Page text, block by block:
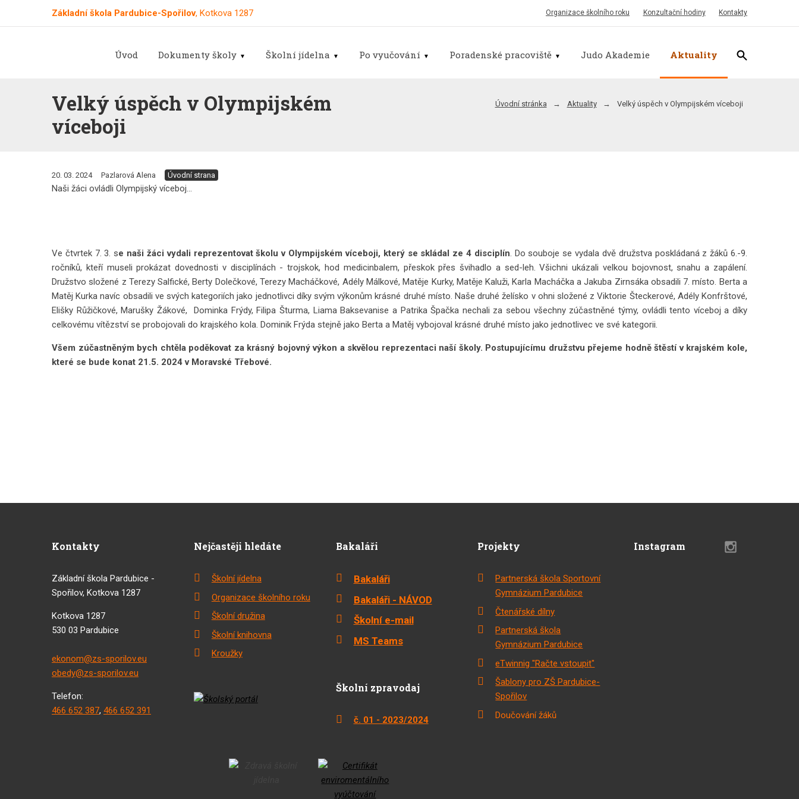
Organizace školního roku Konzultační hodiny Kontakty
Základní škola Pardubice-Spořilov, Kotkova 1287
Úvod Dokumenty školy Školní jídelna Po vyučování Poradenské pracoviště Judo Akademie Aktuality
Velký úspěch v Olympijském
víceboji
Úvodní stránka Aktuality Velký úspěch v Olympijském víceboji
20. 03. 2024 Pazlarová Alena Úvodní strana
Naši žáci ovládli Olympijský víceboj...
Ve čtvrtek 7. 3. se naši žáci vydali reprezentovat školu v Olympijském víceboji, který se skládal ze 4 disciplín. Do souboje se vydala dvě družstva poskládaná z žáků 6.-9.
ročníků, kteří museli prokázat dovednosti v disciplínách - trojskok, hod medicinbalem, přeskok přes švihadlo a sed-leh. Všichni ukázali velkou bojovnost, snahu a zapálení.
Družstvo složené z Terezy Salfické, Berty Dolečkové, Terezy Macháčkové, Adély Málkové, Matěje Kurky, Matěje Kaluži, Karla Macháčka a Jakuba Zirnsáka obsadili 7. místo. Berta a
Matěj Kurka navíc obsadili ve svých kategoriích jako jednotlivci díky svým výkonům krásné druhé místo. Naše druhé želísko v ohni složené z Viktorie Šteckerové, Adély Konfrštové,
Elišky Růžičkové, Marušky Žákové, Dominka Frýdy, Filipa Šturma, Liama Baksevanise a Patrika Špačka nechali za sebou všechny zúčastněné týmy, ovládli tento víceboj a díky
celkovému vítězství se probojovali do krajského kola. Dominik Frýda stejně jako Berta a Matěj vybojoval krásné druhé místo jako jednotlivec ve své kategorii.
Všem zúčastněným bych chtěla poděkovat za krásný bojovný výkon a skvělou reprezentaci naší školy. Postupujícímu družstvu přejeme hodně štěstí v krajském kole,
které se bude konat 21.5. 2024 v Moravské Třebové.
Kontakty
Základní škola Pardubice -
Spořilov, Kotkova 1287
Kotkova 1287
530 03 Pardubice
ekonom@zs-sporilov.eu
obedy@zs-sporilov.eu
Telefon:
466 652 387, 466 652 391
Nejčastěji hledáte
Školní jídelna
Organizace školního roku
Školní družina
Školní knihovna
Kroužky
Bakaláři
Bakaláři
Bakaláři - NÁVOD
Školní e-mail
MS Teams
Školní zpravodaj
č. 01 - 2023/2024
Projekty
Partnerská škola Sportovní
Gymnázium Pardubice
Čtenářské dílny
Partnerská škola
Gymnázium Pardubice
eTwinnig "Račte vstoupit"
Šablony pro ZŠ Pardubice-
Spořilov
Doučování žáků
Instagram